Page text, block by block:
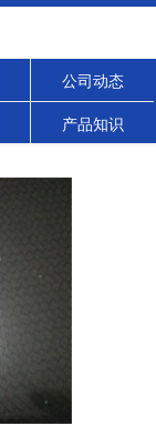
公司动态
产品知识